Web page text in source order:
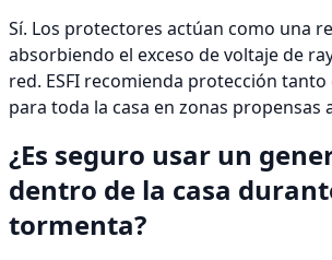
Sí. Los protectores actúan como una
absorbiendo el exceso de voltaje de
red. ESFI recomienda protección
para toda la casa en zonas propensas
¿Es seguro usar un
dentro de la casa
tormenta?